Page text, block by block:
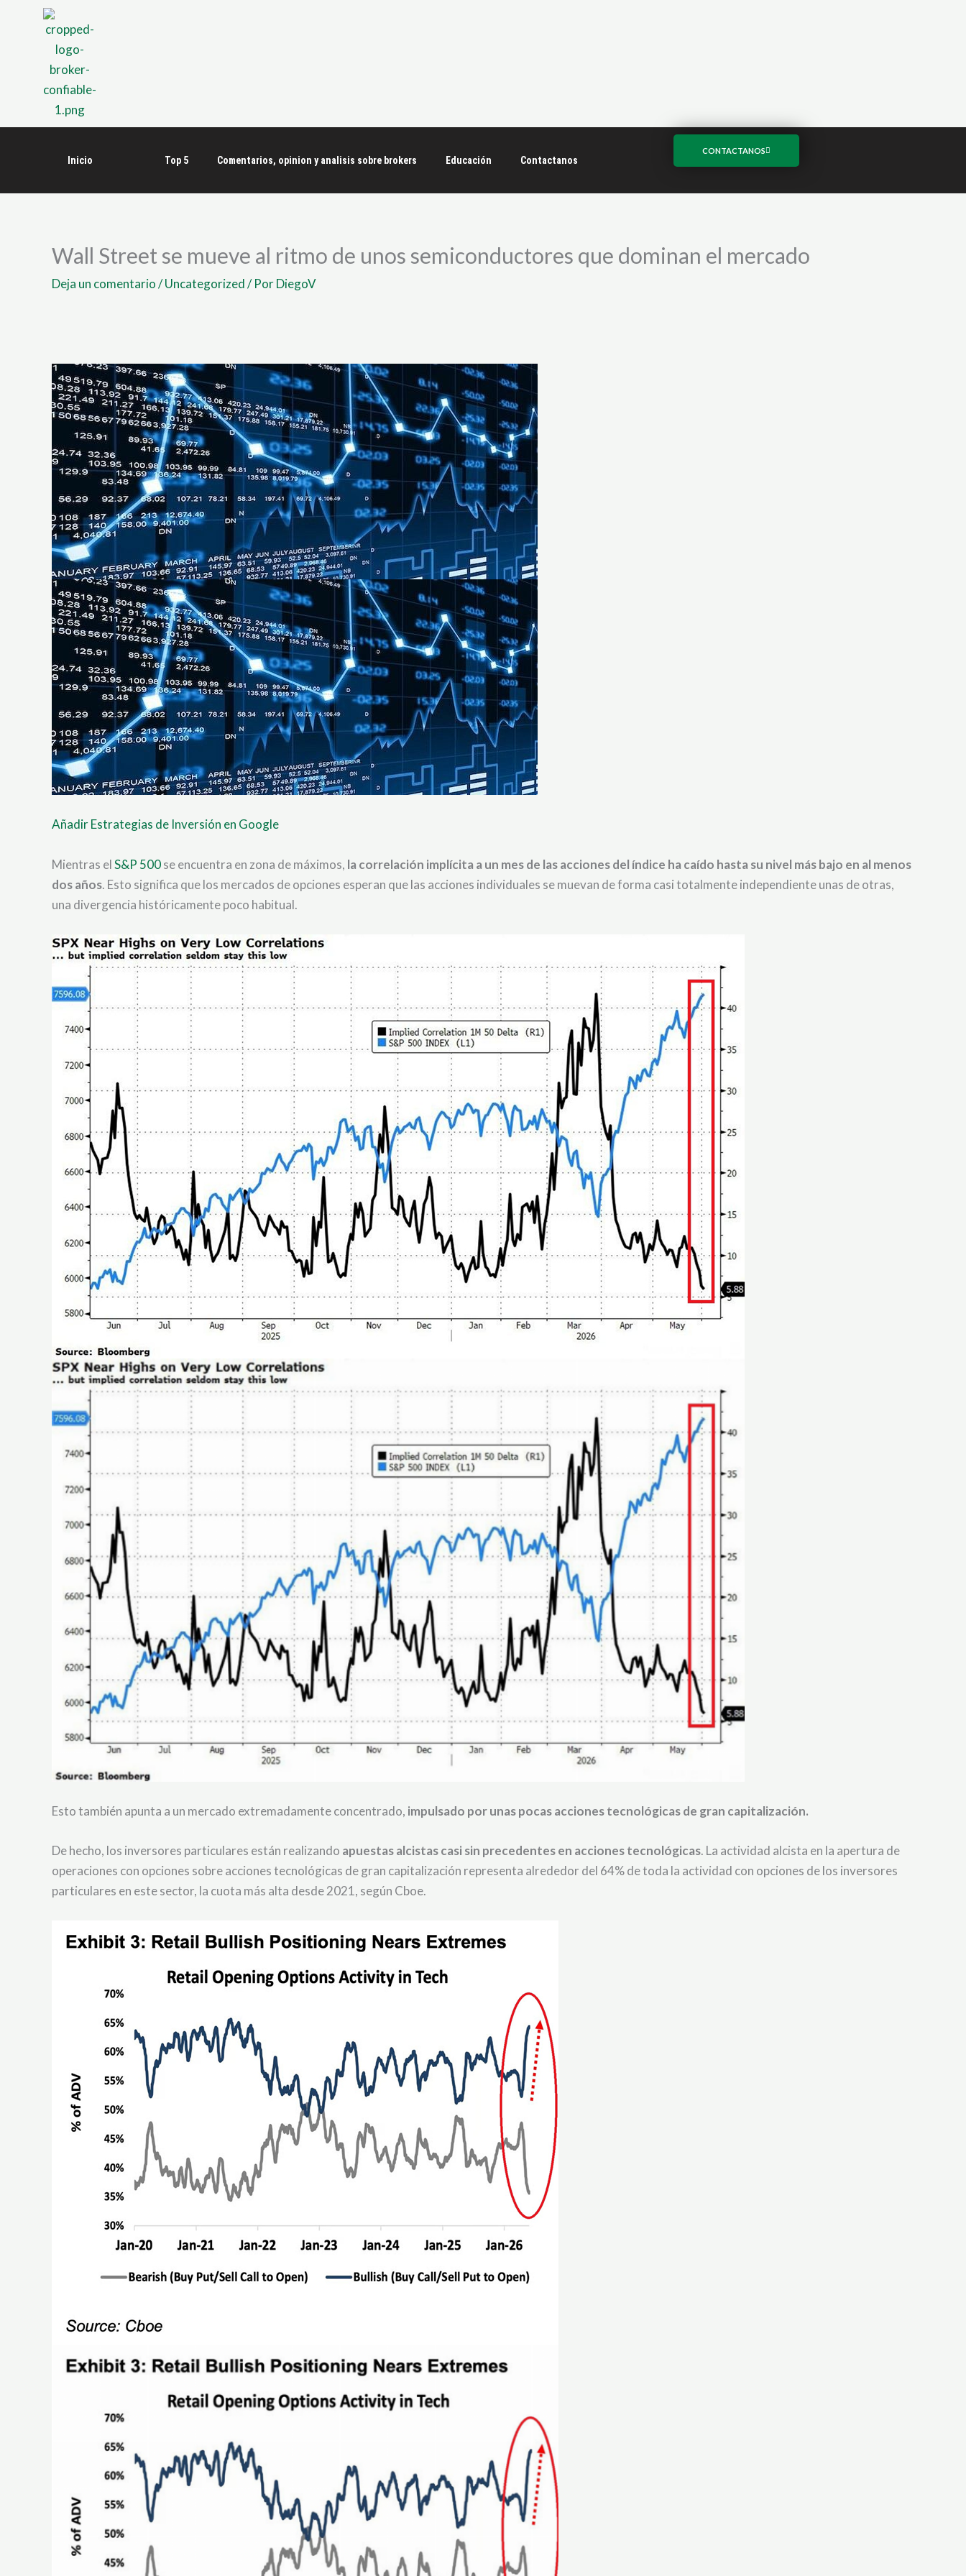
Inicio Top 5 Comentarios, opinion y analisis sobre brokers Educación Contactanos
CONTACTANOS
Wall Street se mueve al ritmo de unos semiconductores que dominan el mercado
Deja un comentario/Uncategorized/ PorDiegoV
Añadir Estrategias de Inversión en Google
Mientras elS&P 500se encuentra en zona de máximos, la correlación implícita a un mes de las acciones del índice ha caído hasta su nivel más bajo en al menos
dos años. Esto significa que los mercados de opciones esperan que las acciones individuales se muevan de forma casi totalmente independiente unas de otras,
una divergencia históricamente poco habitual.
Esto también apunta a un mercado extremadamente concentrado, impulsado por unas pocas acciones tecnológicas de gran capitalización.
De hecho, los inversores particulares están realizando apuestas alcistas casi sin precedentes en acciones tecnológicas. La actividad alcista en la apertura de
operaciones con opciones sobre acciones tecnológicas de gran capitalización representa alrededor del 64% de toda la actividad con opciones de los inversores
particulares en este sector, la cuota más alta desde 2021, según Cboe.